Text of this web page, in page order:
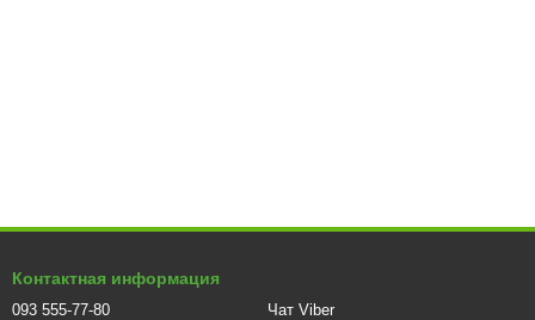
охлаждения с рёбрами эффективно отводит тепло,
устойчива к вибрациям и ударам, что особенно важно
Контактная информация
093 555-77-80
Чат Viber